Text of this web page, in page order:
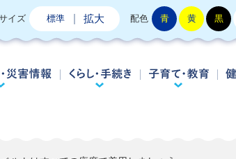
イズ 標準 拡大 配色 青 黄 黒
防災・防犯・災害情報くらし・手続き子